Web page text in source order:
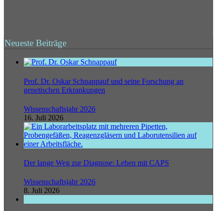
Neueste Beiträge
Prof. Dr. Oskar Schnappauf und seine Forschung an
genetischen Erkrankungen
Wissenschaftsjahr 2026
16. Juli 2026
Der lange Weg zur Diagnose: Leben mit CAPS
Wissenschaftsjahr 2026
8. Juli 2026